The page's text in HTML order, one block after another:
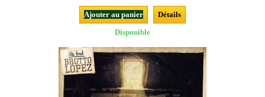
Ajouter au panier
Détails
Disponible